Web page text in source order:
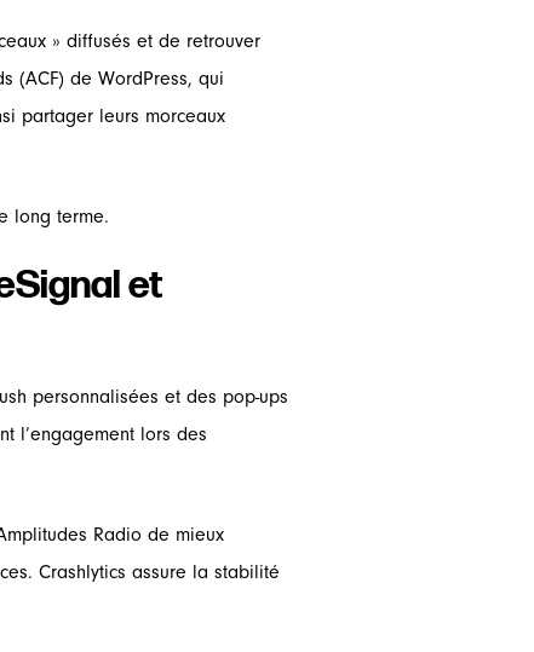
» diffusés et de retrouver
(ACF) de WordPress, qui
partager leurs morceaux
long terme.
et
personnalisées et des pop-ups
l’engagement lors des
Radio de mieux
Crashlytics assure la stabilité